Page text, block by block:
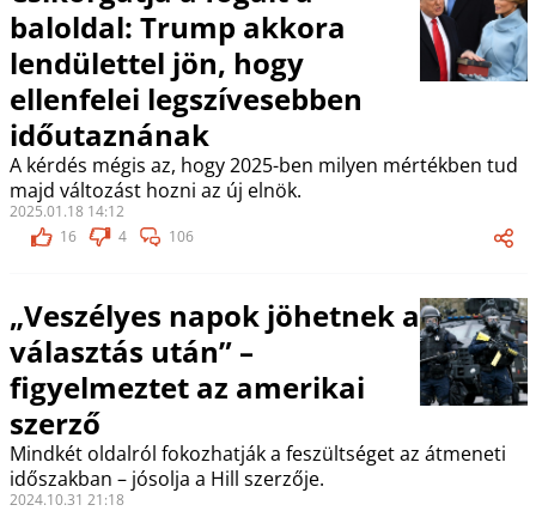
baloldal: Trump akkora
lendülettel jön, hogy
ellenfelei legszívesebben
időutaznának
A kérdés mégis az, hogy 2025-ben milyen mértékben tud
majd változást hozni az új elnök.
2025.01.18 14:12
16
4 106
„Veszélyes napok jöhetnek a
választás után” –
figyelmeztet az amerikai
szerző
Mindkét oldalról fokozhatják a feszültséget az átmeneti
időszakban – jósolja a Hill szerzője.
2024.10.31 21:18